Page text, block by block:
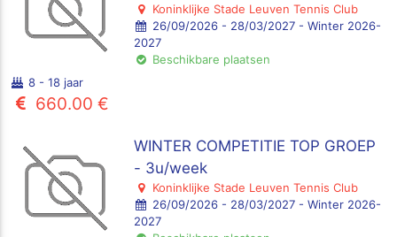
Koninklijke Stade Leuven Tennis Club
26/09/2026 - 28/03/2027 - Winter 2026-
2027
Beschikbare plaatsen
8 - 18 jaar
660.00 €
WINTER COMPETITIE TOP GROEP
- 3u/week
Koninklijke Stade Leuven Tennis Club
26/09/2026 - 28/03/2027 - Winter 2026-
2027